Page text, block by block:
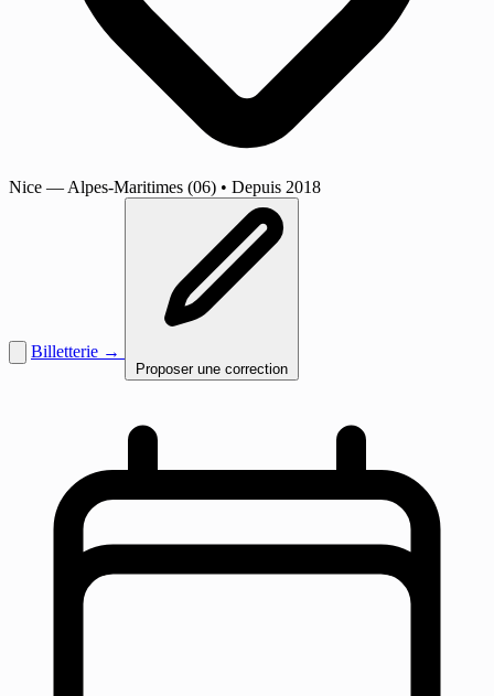
Nice — Alpes-Maritimes (06) • Depuis 2018
Billetterie →
Proposer une correction